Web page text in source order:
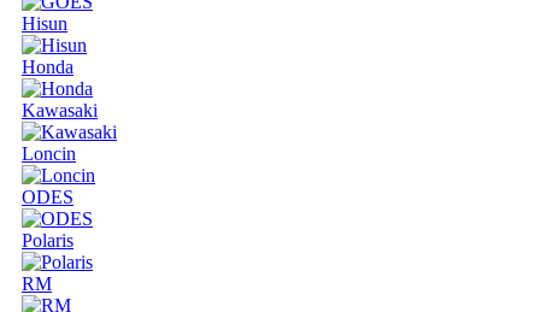
Hisun
Honda
Kawasaki
Loncin
ODES
Polaris
RM